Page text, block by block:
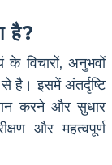
है?
विचारों, अनुभवों
है। इसमें अंतर्दृष्टि
करने और सुधार
और महत्वपूर्ण